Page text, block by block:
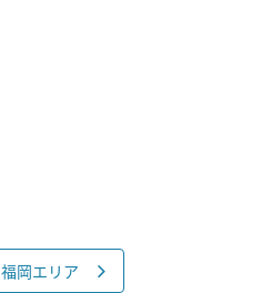
福岡エリア